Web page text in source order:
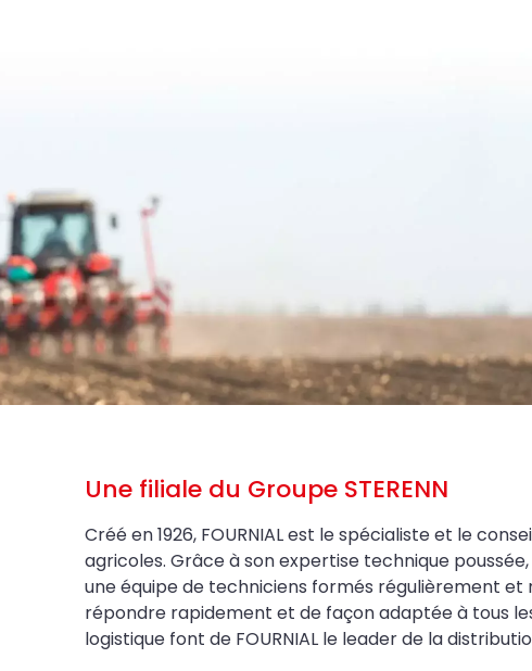
Une filiale du Groupe STERENN
Créé en 1926, FOURNIAL est le spécialiste et le
agricoles. Grâce à son expertise technique
une équipe de techniciens formés régulièrement
répondre rapidement et de façon adaptée à tous
logistique font de FOURNIAL le leader de la